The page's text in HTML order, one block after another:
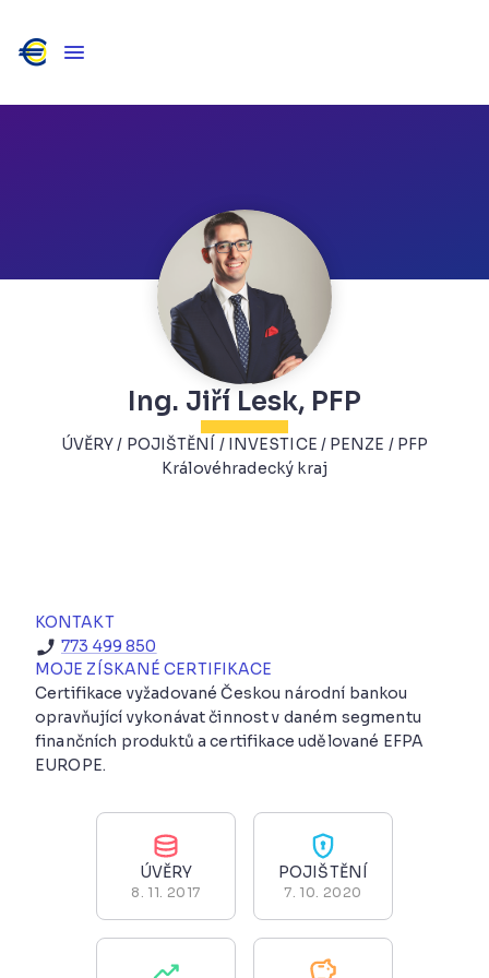
Ing. Jiří Lesk, PFP
ÚVĚRY / POJIŠTĚNÍ / INVESTICE / PENZE / PFP
Královéhradecký kraj
KONTAKT
773 499 850
MOJE ZÍSKANÉ CERTIFIKACE
Certifikace vyžadované Českou národní bankou
opravňující vykonávat činnost v daném segmentu
finančních produktů a certifikace udělované EFPA
EUROPE.
ÚVĚRY
8. 11. 2017
POJIŠTĚNÍ
7. 10. 2020